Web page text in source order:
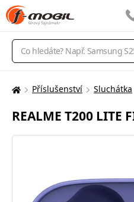
Vyhledávání
Zde
nacházíte:
Příslušenství Sluchátka
REALME T200 LITE